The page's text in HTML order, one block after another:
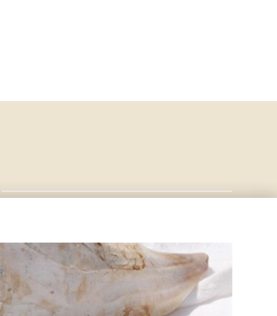
OM JUMANA
MIN KONTO
PRIVATLIVSPOLITIK